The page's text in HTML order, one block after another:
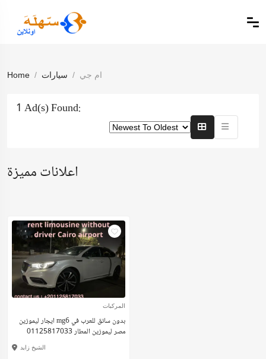
Home سيارات ام جي
1 Ad(s) Found:
اعلانات مميزة
المركبات
ايجار ليموزين mg6 بدون سائق للعرب في
مصر ليموزين المطار 01125817033
الشيخ زايد